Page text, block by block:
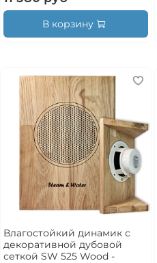
В корзину
Влагостойкий динамик с
декоративной дубовой
сеткой SW 525 Wood -